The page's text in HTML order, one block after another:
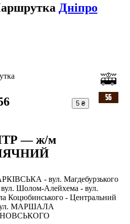
Дніпро
5 ₴
— ж/м
- вул. Магдебурзького
вул. Шолом-Алейхема - вул.
Коцюбинського - Центральний
МАРШАЛА